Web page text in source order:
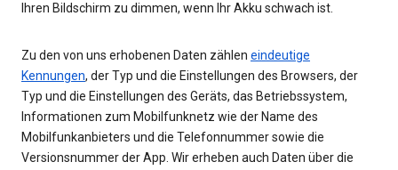
Ihren Bildschirm zu dimmen, wenn Ihr Akku schwach ist.
Zu den von uns erhobenen Daten zählen eindeutige
Kennungen, der Typ und die Einstellungen des Browsers, der
Typ und die Einstellungen des Geräts, das Betriebssystem,
Informationen zum Mobilfunknetz wie der Name des
Mobilfunkanbieters und die Telefonnummer sowie die
Versionsnummer der App. Wir erheben auch Daten über die